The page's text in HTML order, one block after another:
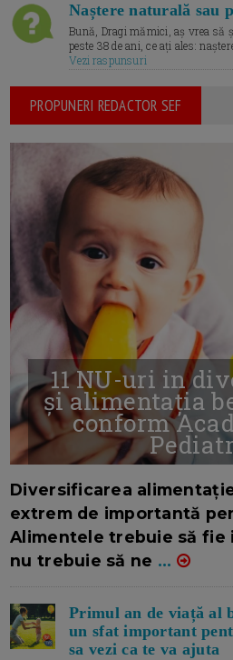
Naștere naturală sau
Bună, Dragi mămici, aș vrea să
peste 38 de ani, ce ați ales:
Vezi raspunsuri
PROPUNERI REDACTOR SEF
11 NU-uri in
și alimentația
conform
Diversificarea
extrem de importantă
Alimentele trebuie să fie
nu trebuie să ne ...
Primul an de viață al
un sfat important
sa vezi ca te va ajuta